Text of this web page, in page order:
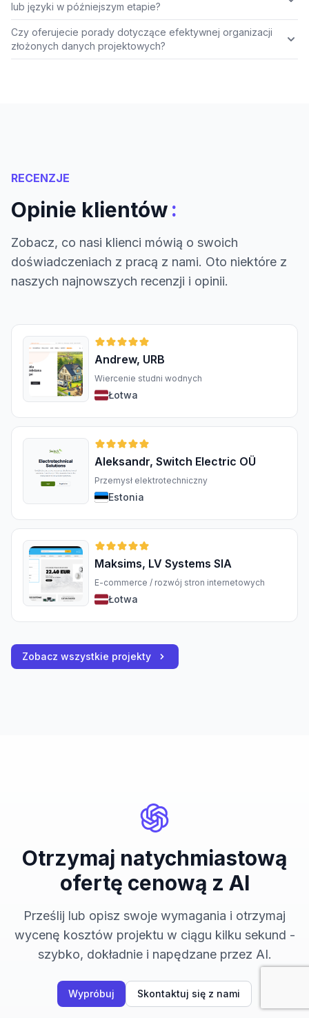
lub języki w późniejszym etapie?
Czy oferujecie porady dotyczące efektywnej organizacji
złożonych danych projektowych?
RECENZJE
Opinie klientów:
Zobacz, co nasi klienci mówią o swoich
doświadczeniach z pracą z nami. Oto niektóre z
naszych najnowszych recenzji i opinii.
Andrew, URB
Wiercenie studni wodnych
Łotwa
Aleksandr, Switch Electric OÜ
Przemysł elektrotechniczny
Estonia
Maksims, LV Systems SIA
E-commerce / rozwój stron internetowych
Łotwa
Zobacz wszystkie projekty
Otrzymaj natychmiastową
ofertę cenową z AI
Prześlij lub opisz swoje wymagania i otrzymaj
wycenę kosztów projektu w ciągu kilku sekund -
szybko, dokładnie i napędzane przez AI.
Wypróbuj Skontaktuj się z nami